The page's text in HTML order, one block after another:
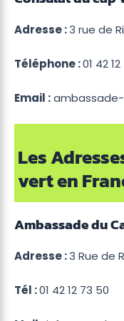
Adresse :3 rue de
Téléphone :01 42
Email :
Les
vert en
Ambassade du
Adresse :3 Rue de
Tél :01 42 12 73 50